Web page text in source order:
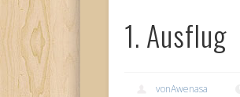
1. Ausflug
vonAwenasa